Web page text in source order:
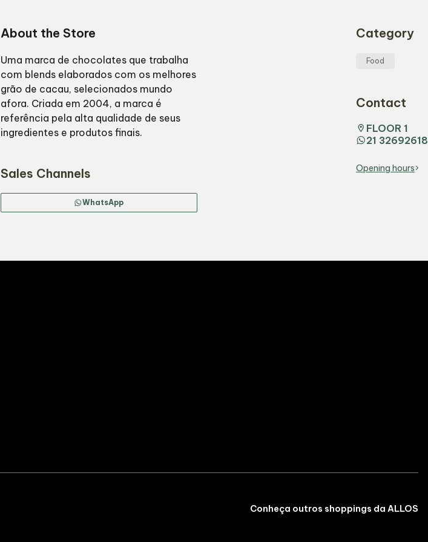
About the Store
Uma marca de chocolates que trabalha
com blends elaborados com os melhores
grão de cacau, selecionados mundo
afora. Criada em 2004, a marca é
referência pela alta qualidade de seus
ingredientes e produtos finais.
Sales Channels
WhatsApp
Category
Food
Contact
FLOOR 1
21 32692618
Opening hours
Conheça outros shoppings da ALLOS